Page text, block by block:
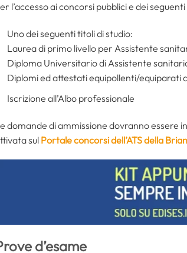
l’accesso ai concorsi pubblici e dei seguenti
Uno dei seguenti titoli di studio:
Laurea di primo livello per Assistente
Diploma Universitario di Assistente
Diplomi ed attestati equipollenti/equiparati
Iscrizione all’Albo professionale
domande di ammissione dovranno essere
sul Portale concorsi dell’ATS della
d’esame